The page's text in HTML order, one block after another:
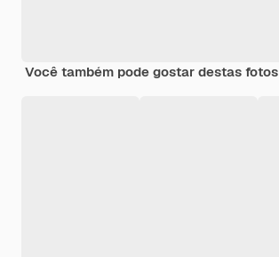
Você também pode gostar destas fotos